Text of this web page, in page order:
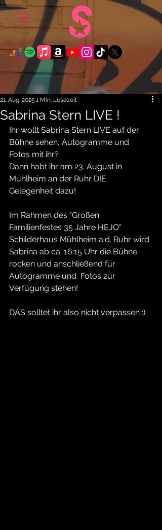
Sabrina Stern LIVE !
21. Aug. 2025 1 Min. Lesezeit
Ihr wollt Sabrina Stern LIVE auf der
Bühne sehen, Autogramme und
Fotos mit ihr?
Dann habt ihr am 23. August in
Mühlheim an der Ruhr DIE
Gelegenheit dazu!
Im Rahmen des "Großen
Familienfestes 35 Jahre HEJO"
Schilderhaus Mühlheim a.d. Ruhr wird
Sabrina ab ca. 16:15 Uhr die Bühne
rocken und anschließend für
Autogramme und  Fotos zur
Verfügung stehen!
DAS solltet ihr also nicht verpassen :)